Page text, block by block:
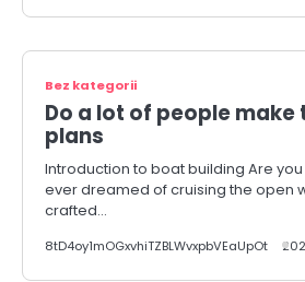
Bez kategorii
Do a lot of people make
plans
Introduction to boat building Are
ever dreamed of cruising the open
crafted…
8tD4oy1mOGxvhiTZBLWvxpbVEaUpOt